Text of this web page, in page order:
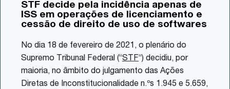
Share
STF decide pela incidência apenas de
ISS em operações de licenciamento e
cessão de direito de uso de softwares
No dia 18 de fevereiro de 2021, o plenário do
Supremo Tribunal Federal (“STF“) decidiu, por
maioria, no âmbito do julgamento das Ações
Diretas de Inconstitucionalidade n.ºs 1.945 e 5.659,